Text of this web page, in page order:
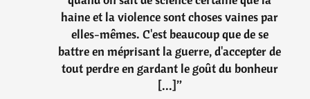
haine et la violence sont choses vaines par
elles-mêmes. C'est beaucoup que de se
battre en méprisant la guerre, d'accepter de
tout perdre en gardant le goût du bonheur
[...]”